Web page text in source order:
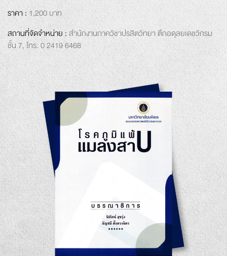
ราคา :1,200 บาท
สถานที่จัดจำหน่าย :สำนักงานภาควิชาปรสิตวิทยาตึกอดุลยเดชวิกรม
ชั้น 7,โทร. 0 2419 6468